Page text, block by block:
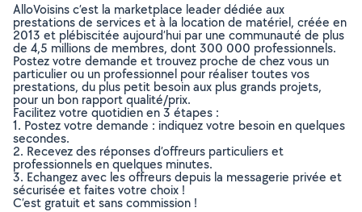
AlloVoisins c’est la marketplace leader dédiée aux
prestations de services et à la location de matériel, créée en
2013 et plébiscitée aujourd’hui par une communauté de plus
de 4,5 millions de membres, dont 300 000 professionnels.
Postez votre demande et trouvez proche de chez vous un
particulier ou un professionnel pour réaliser toutes vos
prestations, du plus petit besoin aux plus grands projets,
pour un bon rapport qualité/prix.
Facilitez votre quotidien en 3 étapes :
1. Postez votre demande : indiquez votre besoin en quelques
secondes.
2. Recevez des réponses d’offreurs particuliers et
professionnels en quelques minutes.
3. Echangez avec les offreurs depuis la messagerie privée et
sécurisée et faites votre choix !
C’est gratuit et sans commission !